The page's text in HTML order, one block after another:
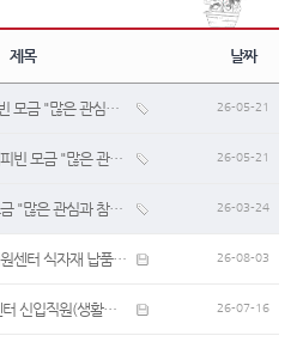
제목 날짜
여름체험여행을 위한 해피빈 모금 "많은 관심과 참여 부탁드립니다.“ 26-05-21
언어치료실 개선을 위한 해피빈 모금 "많은 관심과 참여 부탁드립니다.“ 26-05-21
심리치료을 위한 해피빈 모금 "많은 관심과 참여 부탁드립니다.“ 26-03-24
2026년도 다움장애아동지원센터 식자재 납품업체 선정 공고 26-08-03
(긴급) 다움장애아동지원센터 신입직원(생활재활교사 대체인력) 모집 26-07-16